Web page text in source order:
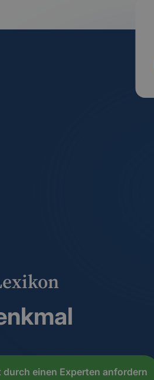
einen Experten anfordern